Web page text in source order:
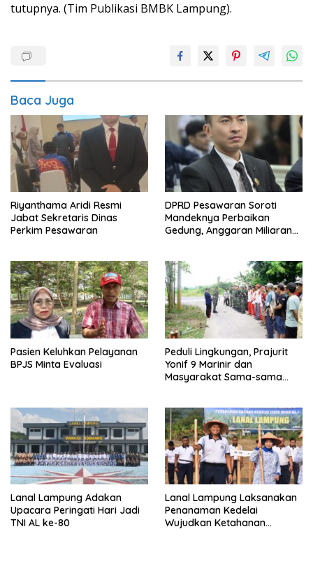
tutupnya. (Tim Publikasi BMBK Lampung).
Baca Juga
Riyanthama Aridi Resmi
Jabat Sekretaris Dinas
Perkim Pesawaran
DPRD Pesawaran Soroti
Mandeknya Perbaikan
Gedung, Anggaran Miliaran
Pasien Keluhkan Pelayanan
BPJS Minta Evaluasi
Peduli Lingkungan, Prajurit
Yonif 9 Marinir dan
Masyarakat Sama-sama
Lanal Lampung Adakan
Upacara Peringati Hari Jadi
TNI AL ke-80
Lanal Lampung Laksanakan
Penanaman Kedelai
Wujudkan Ketahanan